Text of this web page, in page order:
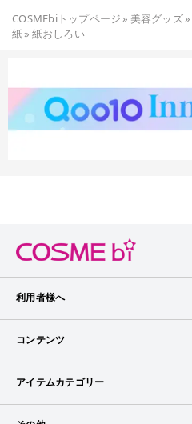
COSMEbiトップページ» 美容グッズ»
紙» 紙おしろい
利用者様へ
メンバーログイン
メンバー会員について
コンテンツ
ランキング
アイテムカテゴリー
スキンケア